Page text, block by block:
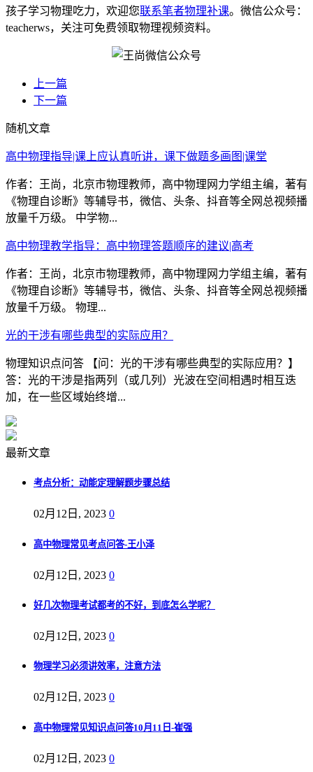
孩子学习物理吃力，欢迎您联系笔者物理补课。微信公众号：
teacherws，关注可免费领取物理视频资料。
上一篇
下一篇
随机文章
高中物理指导|课上应认真听讲，课下做题多画图|课堂
作者：王尚，北京市物理教师，高中物理网力学组主编，著有
《物理自诊断》等辅导书，微信、头条、抖音等全网总视频播
放量千万级。 中学物...
高中物理教学指导：高中物理答题顺序的建议|高考
作者：王尚，北京市物理教师，高中物理网力学组主编，著有
《物理自诊断》等辅导书，微信、头条、抖音等全网总视频播
放量千万级。 物理...
光的干涉有哪些典型的实际应用？
物理知识点问答 【问：光的干涉有哪些典型的实际应用？】
答：光的干涉是指两列（或几列）光波在空间相遇时相互迭
加，在一些区域始终增...
最新文章
考点分析：动能定理解题步骤总结
02月12日, 2023 0
高中物理常见考点问答-王小泽
02月12日, 2023 0
好几次物理考试都考的不好，到底怎么学呢？
02月12日, 2023 0
物理学习必须讲效率，注意方法
02月12日, 2023 0
高中物理常见知识点问答10月11日-崔强
02月12日, 2023 0